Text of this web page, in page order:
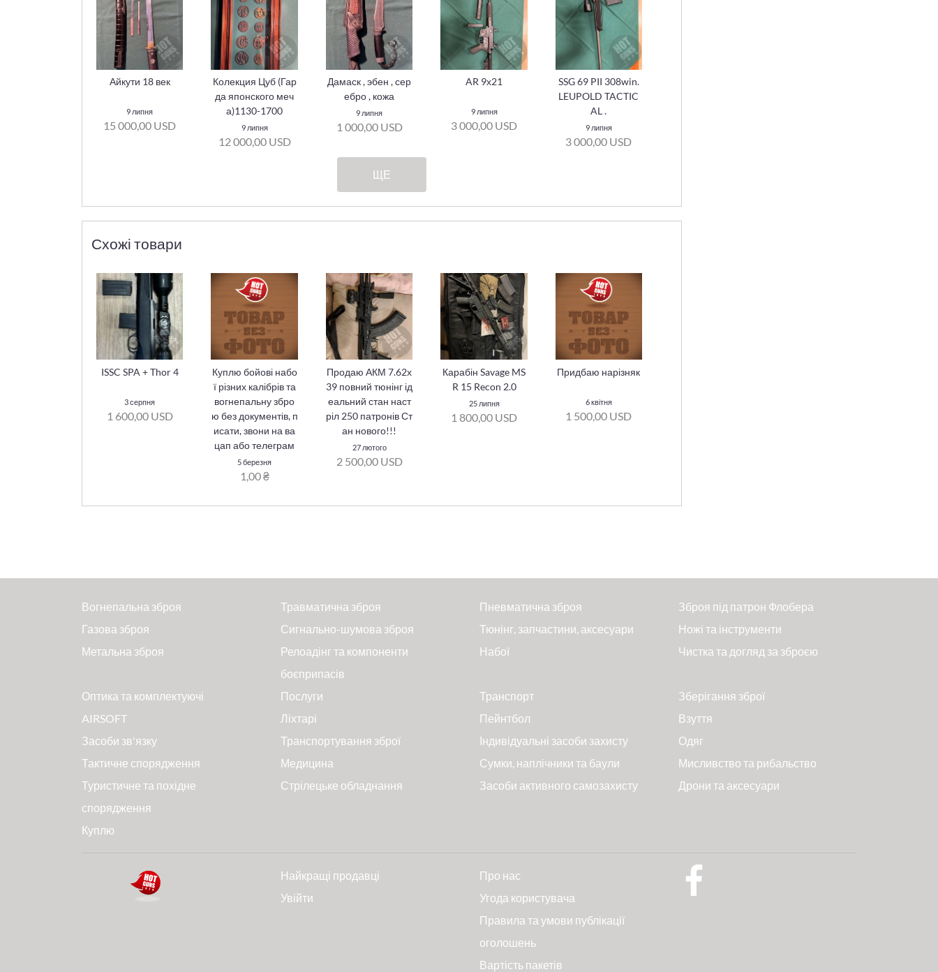
Айкути 18 век
9 липня
15 000,00 USD
Колекция Цуб (Гар
да японского меч
а)1130-1700
9 липня
12 000,00 USD
Дамаск , эбен , сер
ебро , кожа
9 липня
1 000,00 USD
AR 9х21
9 липня
3 000,00 USD
SSG 69 PII 308win.
LEUPOLD TACTIC
AL .
9 липня
3 000,00 USD
ЩЕ
Схожі товари
ISSC SPA + Thor 4
3 серпня
1 600,00 USD
Куплю бойові набо
ї різних калібрів та
вогнепальну збро
ю без документів, п
исати, звони на ва
цап або телеграм
5 березня
1,00 ₴
Продаю АКМ 7.62х
39 повний тюнінг ід
еальний стан наст
ріл 250 патронів Ст
ан нового!!!
27 лютого
2 500,00 USD
Карабін Savage MS
R 15 Recon 2.0
25 липня
1 800,00 USD
Придбаю нарізняк
6 квітня
1 500,00 USD
Вогнепальна зброя Травматична зброя Пневматична зброя
Зброя під патрон Флобера
Газова зброя
Сигнально-шумова зброя Тюнінг, запчастини, аксесуари
Ножі та інструменти
Метальна зброя
Релоадінг та компоненти
боєприпасів
Набої Чистка та догляд за зброєю
Оптика та комплектуючі Послуги Транспорт
Зберігання зброї
AIRSOFT
Ліхтарі Пейнтбол
Взуття
Засоби зв'язку
Транспортування зброї Індивідуальні засоби захисту
Одяг
Тактичне спорядження
Медицина Сумки, наплічники та баули
Мисливство та рибальство
Туристичне та похідне
спорядження
Стрілецьке обладнання Засоби активного самозахисту Дрони та аксесуари
Куплю
Найкращі продавці
Увійти
Про нас
Угода користувача
Правила та умови публікації
оголошень
Вартість пакетів